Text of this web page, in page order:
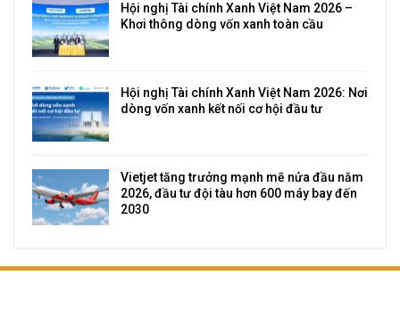
Hội nghị Tài chính Xanh Việt Nam 2026 –
Khơi thông dòng vốn xanh toàn cầu
Hội nghị Tài chính Xanh Việt Nam 2026: Nơi
dòng vốn xanh kết nối cơ hội đầu tư
Vietjet tăng trưởng mạnh mẽ nửa đầu năm
2026, đầu tư đội tàu hơn 600 máy bay đến
2030